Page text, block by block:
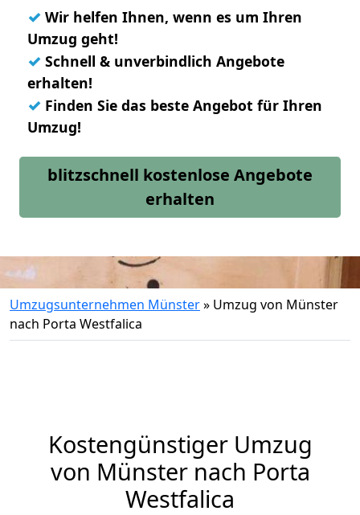
✓ Wir helfen Ihnen, wenn es um Ihren
Umzug geht!
✓ Schnell & unverbindlich Angebote
erhalten!
✓ Finden Sie das beste Angebot für Ihren
Umzug!
blitzschnell kostenlose Angebote
erhalten
Umzugsunternehmen Münster» Umzug von Münster
nach Porta Westfalica
Kostengünstiger Umzug
von Münster nach Porta
Westfalica